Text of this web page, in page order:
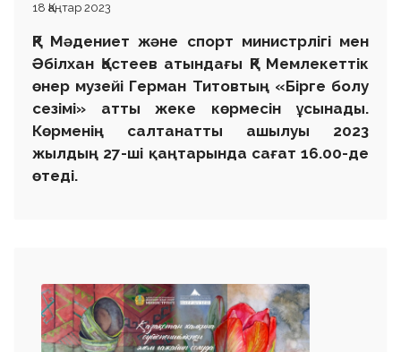
18 Қаңтар 2023
ҚР Мәдениет және спорт министрлігі мен
Әбілхан Қастеев атындағы ҚР Мемлекеттік
өнер музейі Герман Титовтың «Бірге болу
сезімі» атты жеке көрмесін ұсынады.
Көрменің салтанатты ашылуы 2023
жылдың 27-ші қаңтарында сағат 16.00-де
өтеді.